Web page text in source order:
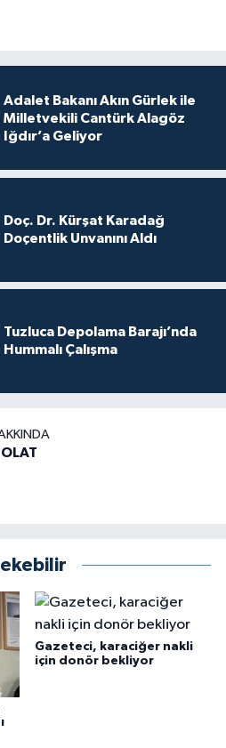
Adalet Bakanı Akın Gürlek ile
Milletvekili Cantürk Alagöz
Iğdır’a Geliyor
Doç. Dr. Kürşat Karadağ
Doçentlik Unvanını Aldı
Tuzluca Depolama Barajı’nda
Hummalı Çalışma
Gazeteci, karaciğer nakli
için donör bekliyor